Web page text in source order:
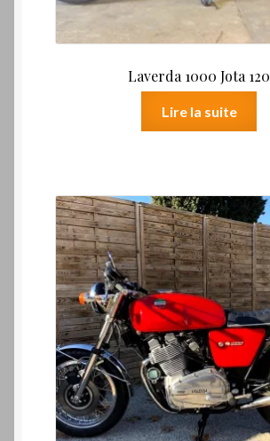
Laverda 1000 Jota 120
Lire la suite